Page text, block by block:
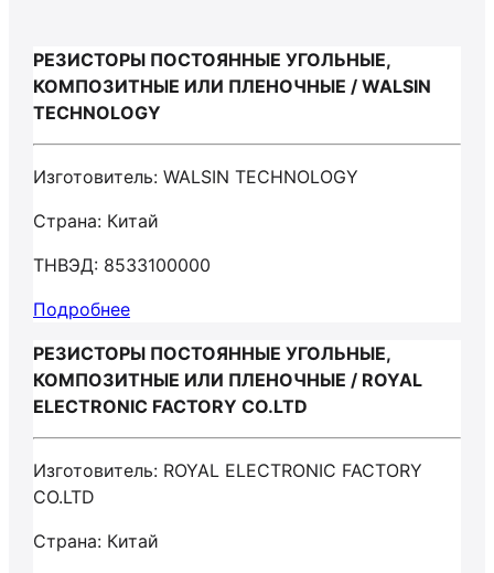
РЕЗИСТОРЫ ПОСТОЯННЫЕ УГОЛЬНЫЕ,
КОМПОЗИТНЫЕ ИЛИ ПЛЕНОЧНЫЕ / WALSIN
TECHNOLOGY
Изготовитель: WALSIN TECHNOLOGY
Страна: Китай
ТНВЭД: 8533100000
Подробнее
РЕЗИСТОРЫ ПОСТОЯННЫЕ УГОЛЬНЫЕ,
КОМПОЗИТНЫЕ ИЛИ ПЛЕНОЧНЫЕ / ROYAL
ELECTRONIC FACTORY CO.LTD
Изготовитель: ROYAL ELECTRONIC FACTORY
CO.LTD
Страна: Китай